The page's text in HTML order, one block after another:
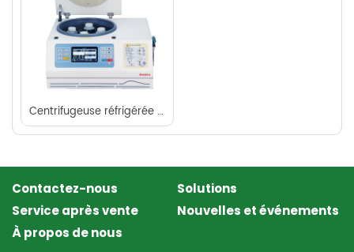
Centrifugeuse réfrigérée de paillasse à basse vitesse
Contactez-nous
Solutions
Service après vente
Nouvelles et événements
À propos de nous